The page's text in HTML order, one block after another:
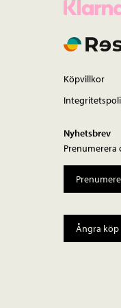
Köpvillkor
Nyhetsbrev
Prenumerera
Ångra köp